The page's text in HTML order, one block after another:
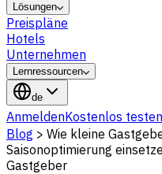
Lösungen
Preispläne
Hotels
Unternehmen
Lernressourcen
de
AnmeldenKostenlos testen
Blog > Wie kleine
Saisonoptimierung
Gastgeber